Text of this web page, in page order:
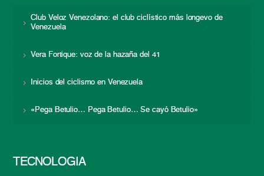
Club Veloz Venezolano: el club ciclístico más longevo de
Venezuela
Vera Fortique: voz de la hazaña del 41
Inicios del ciclismo en Venezuela
«Pega Betulio… Pega Betulio… Se cayó Betulio»
TECNOLOGÍA